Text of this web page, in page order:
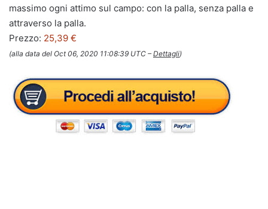
massimo ogni attimo sul campo: con la palla, senza palla e
attraverso la palla.
Prezzo: 25,39 €
(alla data del Oct 06, 2020 11:08:39 UTC –Dettagli)